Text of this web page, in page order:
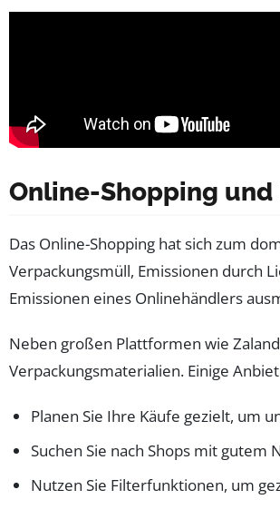
Online-Shopping
Das Online-Shopping hat sich zum
Verpackungsmüll, Emissionen durch
Emissionen eines Onlinehändlers
Neben großen Plattformen wie
Verpackungsmaterialien. Einige
Planen Sie Ihre Käufe gezielt, um
Suchen Sie nach Shops mit
Nutzen Sie Filterfunktionen, um